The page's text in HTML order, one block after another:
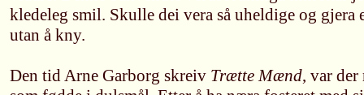
kledeleg smil. Skulle dei vera så uheldige og gjera
utan å kny.
Den tid Arne Garborg skreiv Trætte Mænd, var der